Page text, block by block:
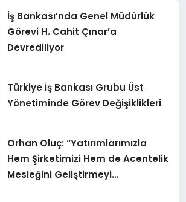
İş Bankası’nda Genel Müdürlük
Görevi H. Cahit Çınar’a
Devrediliyor
Türkiye İş Bankası Grubu Üst
Yönetiminde Görev Değişiklikleri
Orhan Oluç: “Yatırımlarımızla
Hem Şirketimizi Hem de Acentelik
Mesleğini Geliştirmeyi
Hedefliyoruz”